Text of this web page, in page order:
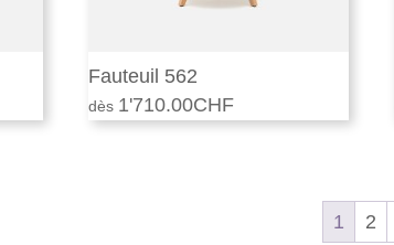
Fauteuil 562
1'710.00CHF
1 2